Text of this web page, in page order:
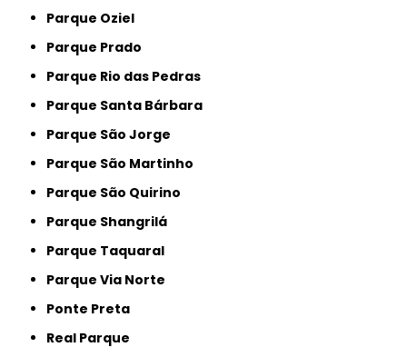
Parque Oziel
Parque Prado
Parque Rio das Pedras
Parque Santa Bárbara
Parque São Jorge
Parque São Martinho
Parque São Quirino
Parque Shangrilá
Parque Taquaral
Parque Via Norte
Ponte Preta
Real Parque